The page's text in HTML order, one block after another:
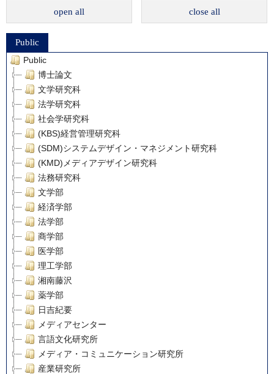
open all close all
Public
Public
博士論文
文学研究科
法学研究科
社会学研究科
(KBS)経営管理研究科
(SDM)システムデザイン・マネジメント研究科
(KMD)メディアデザイン研究科
法務研究科
文学部
経済学部
法学部
商学部
医学部
理工学部
湘南藤沢
薬学部
日吉紀要
メディアセンター
言語文化研究所
メディア・コミュニケーション研究所
産業研究所